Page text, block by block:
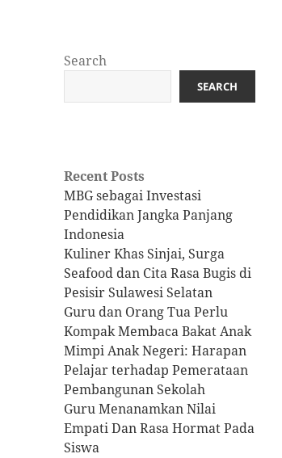
Search
SEARCH
Recent Posts
MBG sebagai Investasi
Pendidikan Jangka Panjang
Indonesia
Kuliner Khas Sinjai, Surga
Seafood dan Cita Rasa Bugis di
Pesisir Sulawesi Selatan
Guru dan Orang Tua Perlu
Kompak Membaca Bakat Anak
Mimpi Anak Negeri: Harapan
Pelajar terhadap Pemerataan
Pembangunan Sekolah
Guru Menanamkan Nilai
Empati Dan Rasa Hormat Pada
Siswa